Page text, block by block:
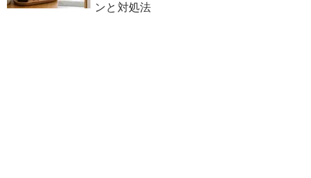
ンと対処法